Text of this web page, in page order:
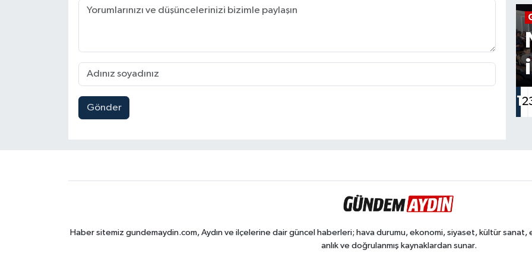
Gönder 12
Haber sitemiz gundemaydin.com, Aydın ve ilçelerine dair güncel haberleri; hava durumu, ekonomi, siyaset, kültür
anlık ve doğrulanmış kaynaklardan sunar.